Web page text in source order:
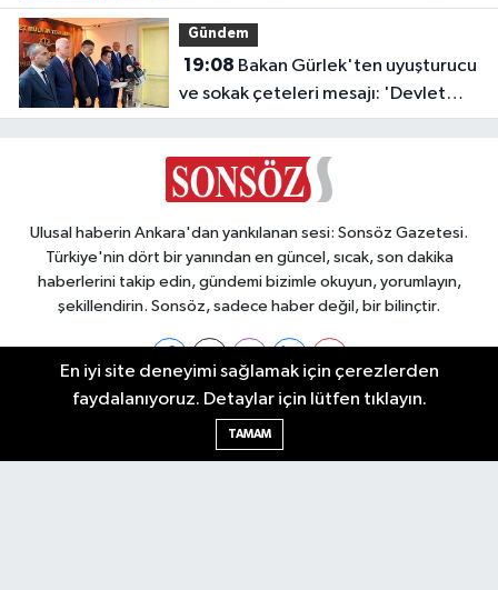
demokrasinin peşindeyiz
Gündem
19:08
ve sokak çeteleri mesajı: 'Devlet
buradadır'
Ulusal haberin Ankara'dan yankılanan sesi: Sonsöz Gazetesi.
Türkiye'nin dört bir yanından en güncel, sıcak, son dakika
haberlerini takip edin, gündemi bizimle okuyun, yorumlayın,
şekillendirin. Sonsöz, sadece haber değil, bir bilinçtir.
Ankara Nöbetçi Eczaneler
En iyi site deneyimi sağlamak için çerezlerden
faydalanıyoruz. Detaylar için lütfen tıklayın.
TAMAM